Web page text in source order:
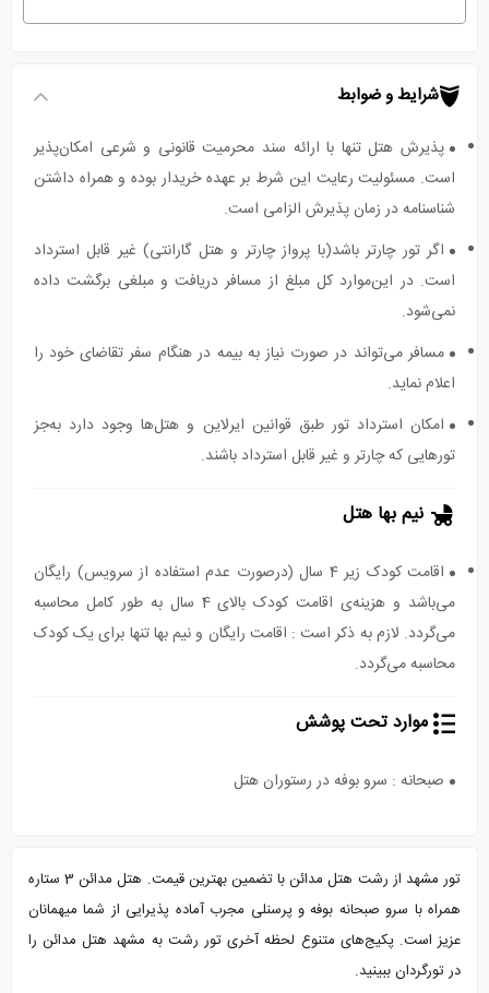
شرایط و ضوابط
پذیرش هتل تنها با ارائه سند محرمیت قانونی و شرعی امکان‌پذیر
است. مسئولیت رعایت این شرط بر عهده خریدار بوده و همراه داشتن
شناسنامه در زمان پذیرش الزامی است.
اگر تور چارتر باشد(با پرواز چارتر و هتل گارانتی) غیر قابل استرداد
است. در این‌موارد کل مبلغ از مسافر دریافت و مبلغی برگشت داده
نمی‌شود.
مسافر می‌تواند در صورت نیاز به بیمه در هنگام سفر تقاضای خود را
اعلام نماید.
امکان استرداد تور طبق قوانین ایرلاین و هتل‌ها وجود دارد به‌جز
تورهایی که چارتر و غیر قابل استرداد باشند.
نیم بها هتل
اقامت کودک زیر 4 سال (درصورت عدم استفاده از سرویس) رایگان
می‌باشد و هزینه‌ی اقامت کودک بالای 4 سال به طور کامل محاسبه
می‌گردد. لازم به ذکر است : اقامت رایگان و نیم بها تنها برای یک کودک
محاسبه می‌گردد.
موارد تحت پوشش
صبحانه : سرو بوفه در رستوران هتل
تور مشهد از رشت هتل مدائن با تضمین بهترین قیمت. هتل مدائن 3 ستاره
همراه با سرو صبحانه بوفه و پرسنلی مجرب آماده پذیرایی از شما میهمانان
عزیز است. پکیج‌های متنوع لحظه آخری تور رشت به مشهد هتل مدائن را
در تورگردان ببینید.